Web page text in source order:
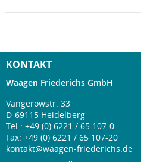
KONTAKT
Waagen Friederichs GmbH
Vangerowstr. 33
D-69115 Heidelberg
Tel.: +49 (0) 6221 / 65 107-0
Fax: +49 (0) 6221 / 65 107-20
kontakt@waagen-friederichs.de